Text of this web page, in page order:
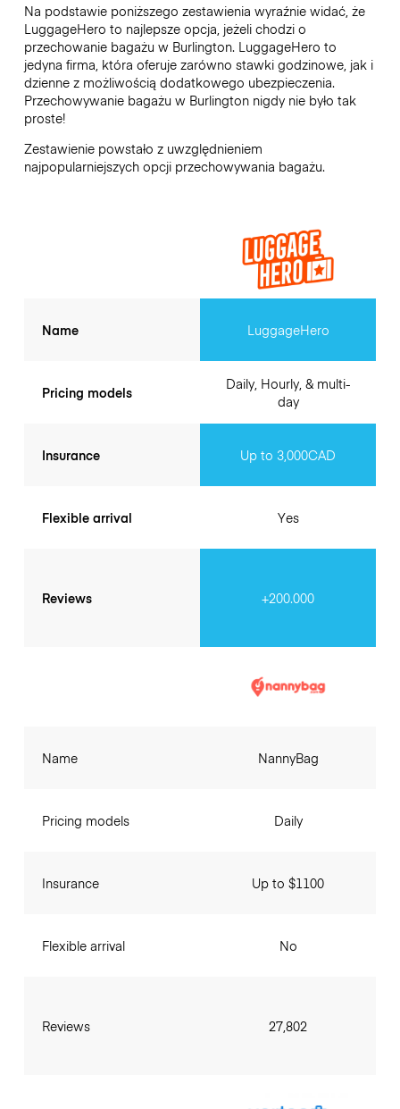
Na podstawie poniższego zestawienia wyraźnie widać, że
LuggageHero to najlepsze opcja, jeżeli chodzi o
przechowanie bagażu w Burlington. LuggageHero to
jedyna firma, która oferuje zarówno stawki godzinowe, jak i
dzienne z możliwością dodatkowego ubezpieczenia.
Przechowywanie bagażu w Burlingtonnigdy nie było tak
proste!
Zestawienie powstało z uwzględnieniem
najpopularniejszych opcji przechowywania bagażu.
Name
Pricing models
Insurance
Flexible arrival
Reviews
LuggageHero
Daily, Hourly, & multi-
day
Up to 3,000CAD
Yes
+200.000
Name
Pricing models
Insurance
Flexible arrival
Reviews
NannyBag
Daily
Up to $1100
No
27,802